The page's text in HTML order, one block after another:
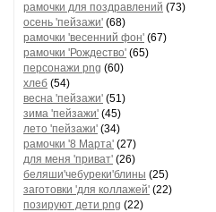
рамочки для поздравлений (73)
осень 'пейзажи' (68)
рамочки 'весенний фон' (67)
рамочки 'Рождество' (65)
персонажи png (60)
хлеб (54)
весна 'пейзажи' (51)
зима 'пейзажи' (45)
лето 'пейзажи' (34)
рамочки '8 Марта' (27)
для меня 'приват' (26)
беляши'чебуреки'блины (25)
заготовки 'для коллажей' (22)
позируют дети png (22)